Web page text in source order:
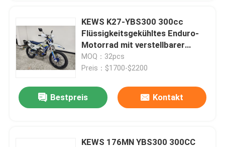
Bloggen
Zwei Anschlag Enduro-Motorräder
Sammlungs-Motorräder
KEWS K27-YBS300 300cc
Flüssigkeitsgekühltes Enduro-
Motorrad mit verstellbarer
Federung für extreme Offroad-
Performance
MOQ：32pcs
Preis：$1700-$2200
Bestpreis Kontakt
KEWS 176MN YBS300 300CC